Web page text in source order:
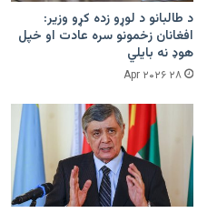
د طالبانو د لوړو زده کړو وزیر:
افغانان زخمونو سره عادت او خپل
هوډ نه بایلي
۲۸ Apr ۲۰۲۶